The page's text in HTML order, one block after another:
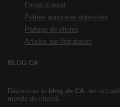
Forum cheval
Petites annonces équestres
Partage de photos
Articles sur l'équitation
BLOG CA
Découvrez le blog de CA, les
monde du cheval.